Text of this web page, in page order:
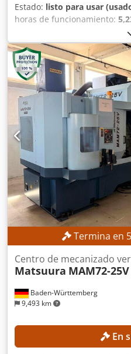
Estado: listo para usar
horas de funcionamiento:
,
120007, recorrido eje X:
mm, recorrido del eje Z:750
Heidenhain TNC530,
rpm, Sin precio mínimo:
alto! ESPECIFICACIONES
1.200 mm Recorrido del eje
750 mm Velocidad de
MÁQUINA Crsdpfx
Heidenhain TNC 530
50 Hz Tensión de control: 24
nominal: 50 A Fusible
funcionamiento Horas de
funcionamiento del control:
Termina en 5
Baden-Württemberg
9,493 km
Centro de mecanizado
Matsuura MAM72-25V
En